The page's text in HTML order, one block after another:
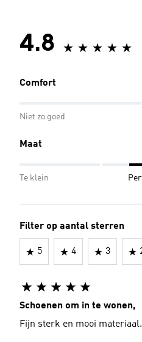
4.8
Comfort
Niet zo goed
Maat
Te klein
Filter op aantal sterren
5 4 3
Schoenen om in te wonen,
Fijn sterk en mooi